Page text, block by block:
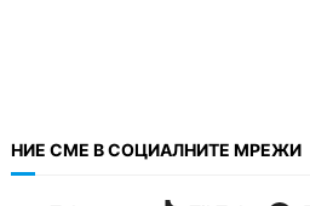
НИЕ СМЕ В СОЦИАЛНИТЕ МРЕЖИ